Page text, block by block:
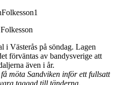
i Västerås på söndag. Lagen
förväntas av bandysverige att
även i år.
möta Sandviken inför ett fullsatt
taggad till tänderna.